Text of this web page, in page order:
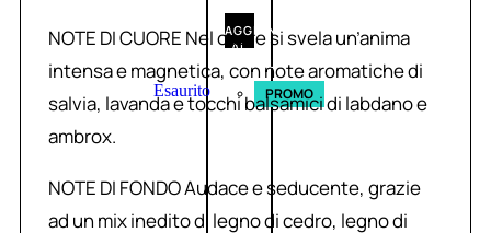
AGGIUNGI
AL
CARRELLO
Esaurito PROMO
NOTE DI CUORE Nel cuore si svela un’anima
intensa e magnetica, con note aromatiche di
salvia, lavanda e tocchi balsamici di labdano e
ambrox.
NOTE DI FONDO Audace e seducente, grazie
ad un mix inedito di legno di cedro, legno di